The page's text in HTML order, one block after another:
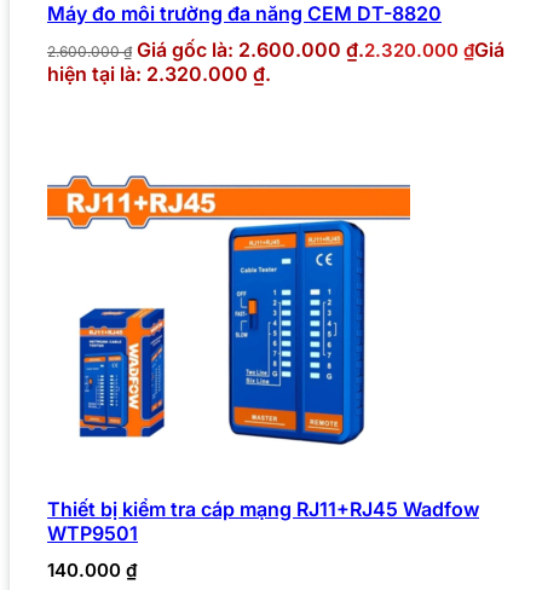
Máy đo môi trường đa năng CEM DT-8820
2.600.000₫ Giá gốc là: 2.600.000 ₫.2.320.000 ₫Giá
hiện tại là: 2.320.000 ₫.
Thiết bị kiểm tra cáp mạng RJ11+RJ45 Wadfow
WTP9501
140.000 ₫